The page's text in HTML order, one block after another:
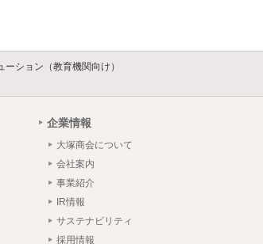
ション（教育機関向け）
企業情報
大塚商会について
会社案内
事業紹介
IR情報
サステナビリティ
採用情報